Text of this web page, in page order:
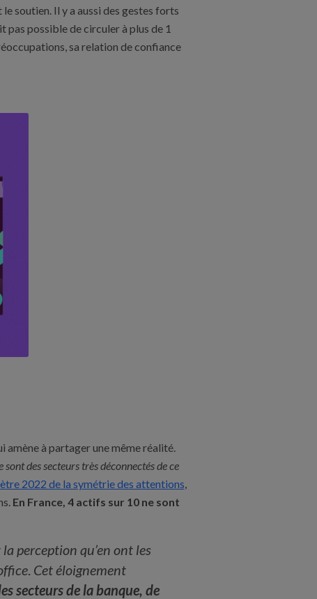
soutien. Il y a aussi des gestes forts
pas possible de circuler à plus de 1
sa relation de confiance
amène à partager une même réalité.
des secteurs très déconnectés de ce
2022 de la symétrie des attentions,
En France, 4 actifs sur 10 ne sont
perception qu’en ont les
. Cet éloignement
secteurs de la banque, de